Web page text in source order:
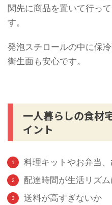
関先に商品を置いて行っ
す。
発泡スチロールの中に保
衛生面も安心です。
一人暮らしの食材
イント
料理キットやお弁当
配達時間が生活リズ
送料が高すぎないか